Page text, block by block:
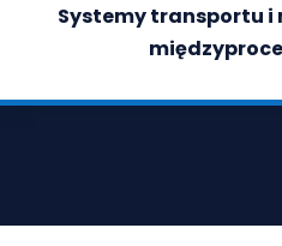
Systemy transportu